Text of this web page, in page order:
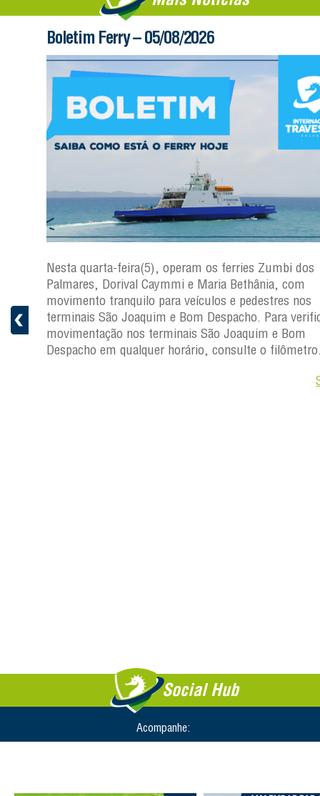
a
Boletim Ferry – 05/08/2026
Nesta quarta-feira(5), operam os ferries Zumbi dos
Palmares, Dorival Caymmi e Maria Bethânia, com
movimento tranquilo para veículos e pedestres nos
terminais São Joaquim e Bom Despacho. Para
movimentação nos terminais São Joaquim e Bom
Despacho em qualquer horário, consulte o
Social Hub
Acompanhe: